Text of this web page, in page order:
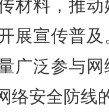
材料，推
展宣传普
广泛参与
络安全防线